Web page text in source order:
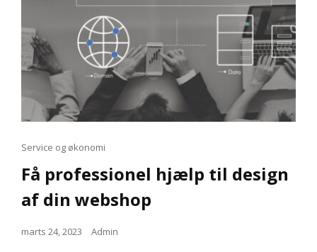
Cat
Links
Service og økonomi
Få professionel hjælp til design
af din webshop
Posted
marts 24, 2023 Admin